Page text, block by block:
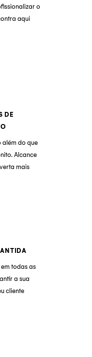
o
aqui
DE
além do que
Alcance
mais
todas as
a sua
cliente